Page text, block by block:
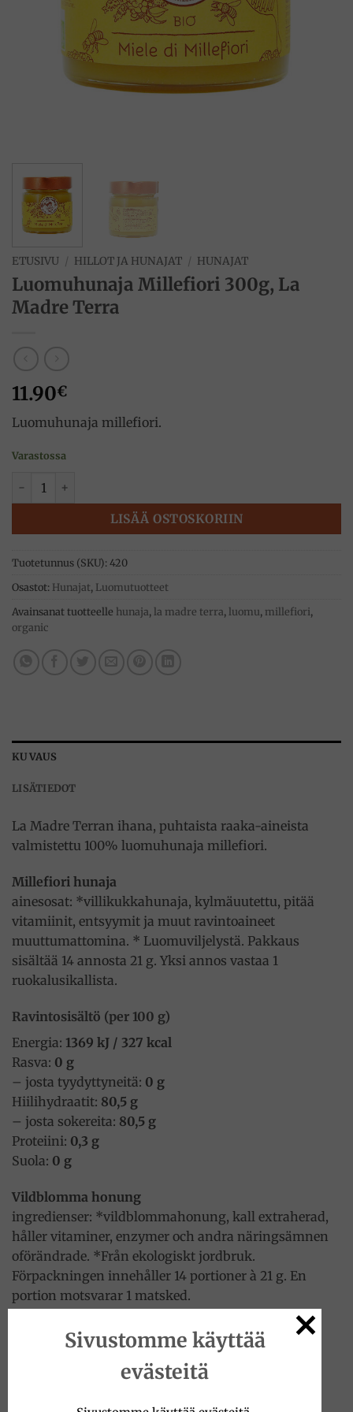
ETUSIVU / HILLOT JA HUNAJAT / HUNAJAT
Luomuhunaja Millefiori 300g, La
Madre Terra
11.90€
Luomuhunaja millefiori.
Varastossa
LISÄÄ OSTOSKORIIN
Tuotetunnus (SKU):420
Osastot: Hunajat, Luomutuotteet
Avainsanat tuotteelle hunaja,la madre terra,luomu, millefiori,
organic
KUVAUS
LISÄTIEDOT
La Madre Terran ihana, puhtaista raaka-aineista
valmistettu 100% luomuhunaja millefiori.
Millefiori hunaja
ainesosat: *villikukkahunaja, kylmäuutettu, pitää
vitamiinit, entsyymit ja muut ravintoaineet
muuttumattomina. * Luomuviljelystä. Pakkaus
sisältää 14 annosta 21 g. Yksi annos vastaa 1
ruokalusikallista.
Ravintosisältö (per 100 g)
Energia: 1369 kJ / 327 kcal
Rasva: 0 g
– josta tyydyttyneitä: 0 g
Hiilihydraatit: 80,5 g
– josta sokereita: 80,5 g
Proteiini: 0,3 g
Suola: 0 g
Vildblomma honung
ingredienser: *vildblommahonung, kall extraherad,
håller vitaminer, enzymer och andra näringsämnen
oförändrade. *Från ekologiskt jordbruk.
Förpackningen innehåller 14 portioner à 21 g. En
portion motsvarar 1 matsked.
Näringsvärde (per 100 g)
Sivustomme käyttää
evästeitä